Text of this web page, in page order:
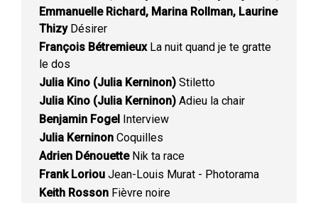
Emmanuelle Richard, Marina Rollman, Laurine
ThizyDésirer
François BétremieuxLa nuit quand je te gratte
le dos
Julia Kino (Julia Kerninon) Stiletto
Julia Kino (Julia Kerninon) Adieu la chair
Benjamin Fogel Interview
Julia Kerninon Coquilles
Adrien DénouetteNik ta race
Frank Loriou Jean-Louis Murat - Photorama
Keith Rosson Fièvre noire